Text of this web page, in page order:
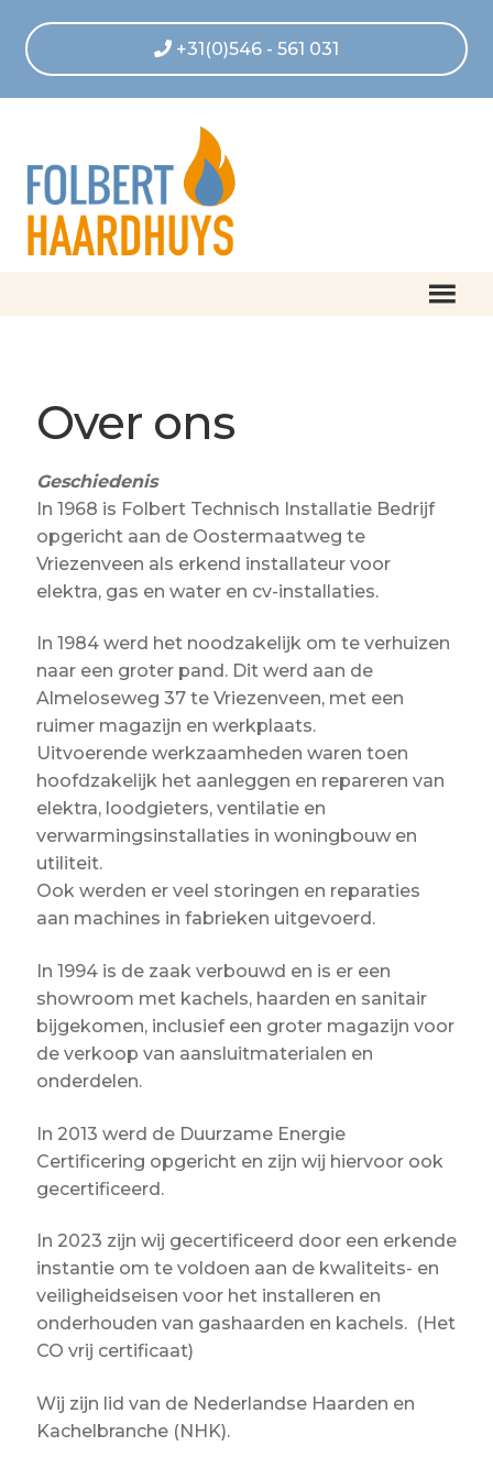
+31(0)546 - 561 031
Algemene voorwaarden
Betaling geannuleerd
Betaling voltooid
Blog
Contact
Disclaimer
FAQ
Fout bij betaling
Installatieservice
Klantenservice
Betaalmethode
Over ons
Ons team
Privacy
Retouren – Geschillen – Garantie
Service en onderhoud
Showroom
Verzending en bezorging
Winkel
Winkelmand
Over ons
Geschiedenis
In 1968 is Folbert Technisch Installatie Bedrijf
opgericht aan de Oostermaatweg te
Vriezenveen als erkend installateur voor
elektra, gas en water en cv-installaties.
In 1984 werd het noodzakelijk om te verhuizen
naar een groter pand. Dit werd aan de
Almeloseweg 37 te Vriezenveen, met een
ruimer magazijn en werkplaats.
Uitvoerende werkzaamheden waren toen
hoofdzakelijk het aanleggen en repareren van
elektra, loodgieters, ventilatie en
verwarmingsinstallaties in woningbouw en
utiliteit.
Ook werden er veel storingen en reparaties
aan machines in fabrieken uitgevoerd.
In 1994 is de zaak verbouwd en is er een
showroom met kachels, haarden en sanitair
bijgekomen, inclusief een groter magazijn voor
de verkoop van aansluitmaterialen en
onderdelen.
In 2013 werd de Duurzame Energie
Certificering opgericht en zijn wij hiervoor ook
gecertificeerd.
In 2023 zijn wij gecertificeerd door een erkende
instantie om te voldoen aan de kwaliteits- en
veiligheidseisen voor het installeren en
onderhouden van gashaarden en kachels. (Het
CO vrij certificaat)
Wij zijn lid van de Nederlandse Haarden en
Kachelbranche (NHK).